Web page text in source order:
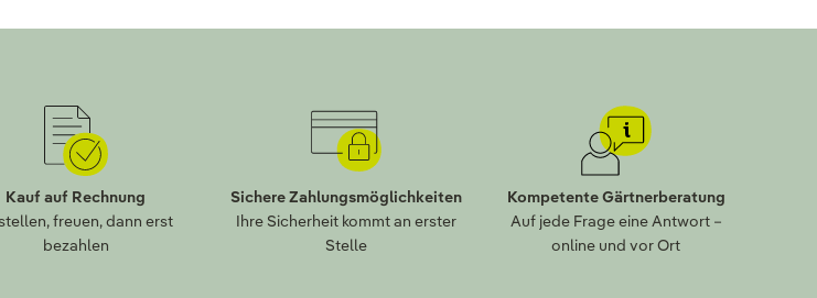
Kauf auf Rechnung
freuen, dann erst
bezahlen
Sichere Zahlungsmöglichkeiten
Ihre Sicherheit kommt an erster
Stelle
Kompetente Gärtnerberatung
Auf jede Frage eine Antwort –
online und vor Ort